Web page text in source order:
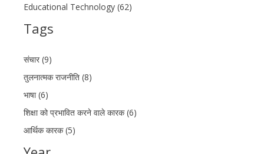
Educational Technology (62)
Tags
संचार (9)
तुलनात्मक राजनीति (8)
भाषा (6)
शिक्षा को प्रभावित करने वाले कारक (6)
आर्थिक कारक (5)